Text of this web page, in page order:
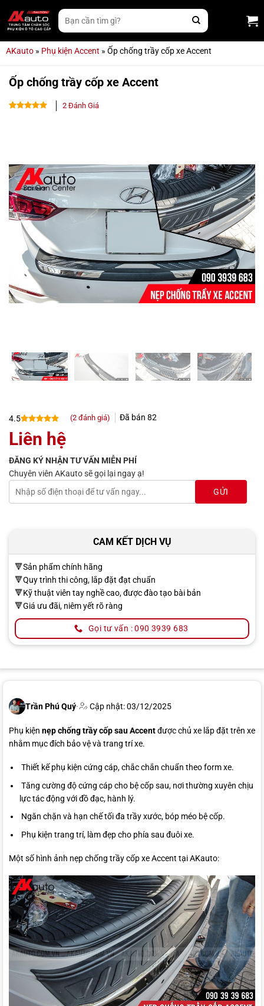
qua
nội
Tìm
kiếm:
AKauto » Phụ kiện Accent » Ốp chống trầy cốp xe Accent
Ốp chống trầy cốp xe Accent
2Đánh Giá
4.5
4.5
trên 5
dựa trên
2
(2đánh giá) Đã bán 82
Liên hệ
ĐĂNG KÝ NHẬN TƯ VẤN MIỄN PHÍ
Chuyên viên AKauto sẽ gọi lại ngay ạ!
CAM KẾT DỊCH VỤ
🔻Sản phẩm chính hãng
🔻Quy trình thi công, lắp đặt đạt chuẩn
🔻Kỹ thuật viên tay nghề cao, được đào tạo bài bản
🔻Giá ưu đãi, niêm yết rõ ràng
Gọi tư vấn : 090 3939 683
Trần Phú Quý· Cập nhật: 03/12/2025
Phụ kiện nẹp chống trầy cốp sau Accentđược chủ xe lắp đặt trên xe
nhằm mục đích bảo vệ và trang trí xe.
Thiết kế phụ kiện cứng cáp, chắc chắn chuẩn theo form xe.
Tăng cường độ cứng cáp cho bệ cốp sau, nơi thường xuyên chịu
lực tác động với đồ đạc, hành lý.
Ngăn chặn và hạn chế tối đa trầy xước, bóp méo bệ cốp.
Phụ kiện trang trí, làm đẹp cho phía sau đuôi xe.
Một số hình ảnh nẹp chống trầy cốp xe Accent tại AKauto: